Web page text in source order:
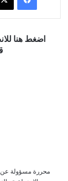
اضغط هنا
محررة مسؤولة عن